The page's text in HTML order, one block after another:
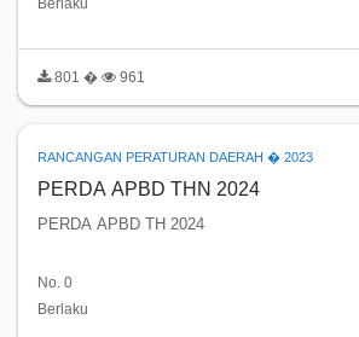
Berlaku
801 � 961
RANCANGAN PERATURAN DAERAH � 2023
PERDA APBD THN 2024
PERDA APBD TH 2024
No. 0
Berlaku